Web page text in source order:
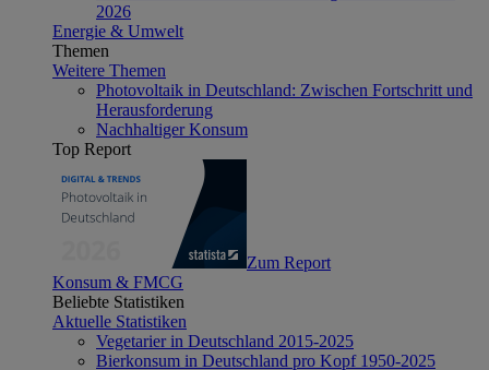
2026
Energie & Umwelt
Themen
Weitere Themen
Photovoltaik in Deutschland: Zwischen Fortschritt und
Herausforderung
Nachhaltiger Konsum
Top Report
Zum Report
Konsum & FMCG
Beliebte Statistiken
Aktuelle Statistiken
Vegetarier in Deutschland 2015-2025
Bierkonsum in Deutschland pro Kopf 1950-2025